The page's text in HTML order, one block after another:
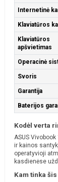
Internetinė
Klaviatūros
Klaviatūros
apšvietimas
Operacinė
Svoris
Garantija
Baterijos
Kodėl verta
ASUS
ir kainos
operatyvioji
kasdienėse
Kam tinka